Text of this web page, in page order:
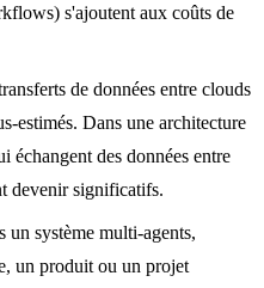
s'ajoutent aux coûts de
de données entre clouds
estimés. Dans une architecture
échangent des données entre
devenir significatifs.
un système multi-agents,
un produit ou un projet